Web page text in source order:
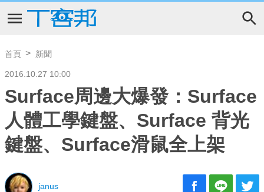
首頁 新聞
2016.10.27 10:00
Surface周邊大爆發：Surface
人體工學鍵盤、Surface 背光
鍵盤、Surface滑鼠全上架
janus